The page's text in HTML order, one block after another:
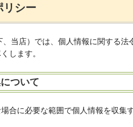
リシー
当店）では、個人情報に関する
します。
ついて
合に必要な範囲で個人情報を収集